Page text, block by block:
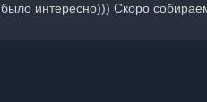
интересно))) Скоро